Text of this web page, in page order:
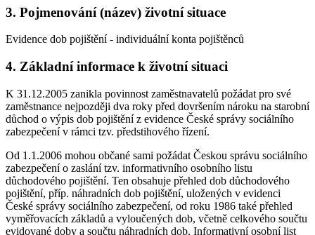
3. Pojmenování (název) životní situace
Evidence dob pojištění - individuální konta pojištěnců
4. Základní informace k životní situaci
K 31.12.2005 zanikla povinnost zaměstnavatelů požádat pro své
zaměstnance nejpozději dva roky před dovršením nároku na starobní
důchod o výpis dob pojištění z evidence České správy sociálního
zabezpečení v rámci tzv. předstihového řízení.
Od 1.1.2006 mohou občané sami požádat Českou správu sociálního
zabezpečení o zaslání tzv. informativního osobního listu
důchodového pojištění. Ten obsahuje přehled dob důchodového
pojištění, příp. náhradních dob pojištění, uložených v evidenci
České správy sociálního zabezpečení, od roku 1986 také přehled
vyměřovacích základů a vyloučených dob, včetně celkového součtu
evidované doby a součtu náhradních dob. Informativní osobní list